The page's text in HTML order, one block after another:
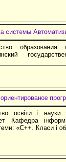
системы
освіти і науки
Кафедра
«С++. Класи і